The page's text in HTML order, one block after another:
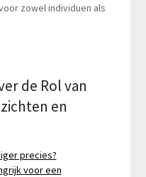
zowel individuen als
de Rol van
en
precies?
voor een